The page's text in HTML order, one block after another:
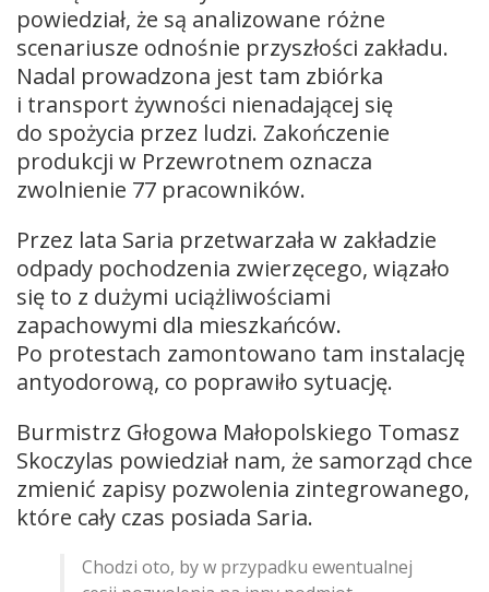
powiedział, że są analizowane różne
scenariusze odnośnie przyszłości zakładu.
Nadal prowadzona jest tam zbiórka
i transport żywności nienadającej się
do spożycia przez ludzi. Zakończenie
produkcji w Przewrotnem oznacza
zwolnienie 77 pracowników.
Przez lata Saria przetwarzała w zakładzie
odpady pochodzenia zwierzęcego, wiązało
się to z dużymi uciążliwościami
zapachowymi dla mieszkańców.
Po protestach zamontowano tam instalację
antyodorową, co poprawiło sytuację.
Burmistrz Głogowa Małopolskiego Tomasz
Skoczylas powiedział nam, że samorząd chce
zmienić zapisy pozwolenia zintegrowanego,
które cały czas posiada Saria.
Chodzi oto, by w przypadku ewentualnej